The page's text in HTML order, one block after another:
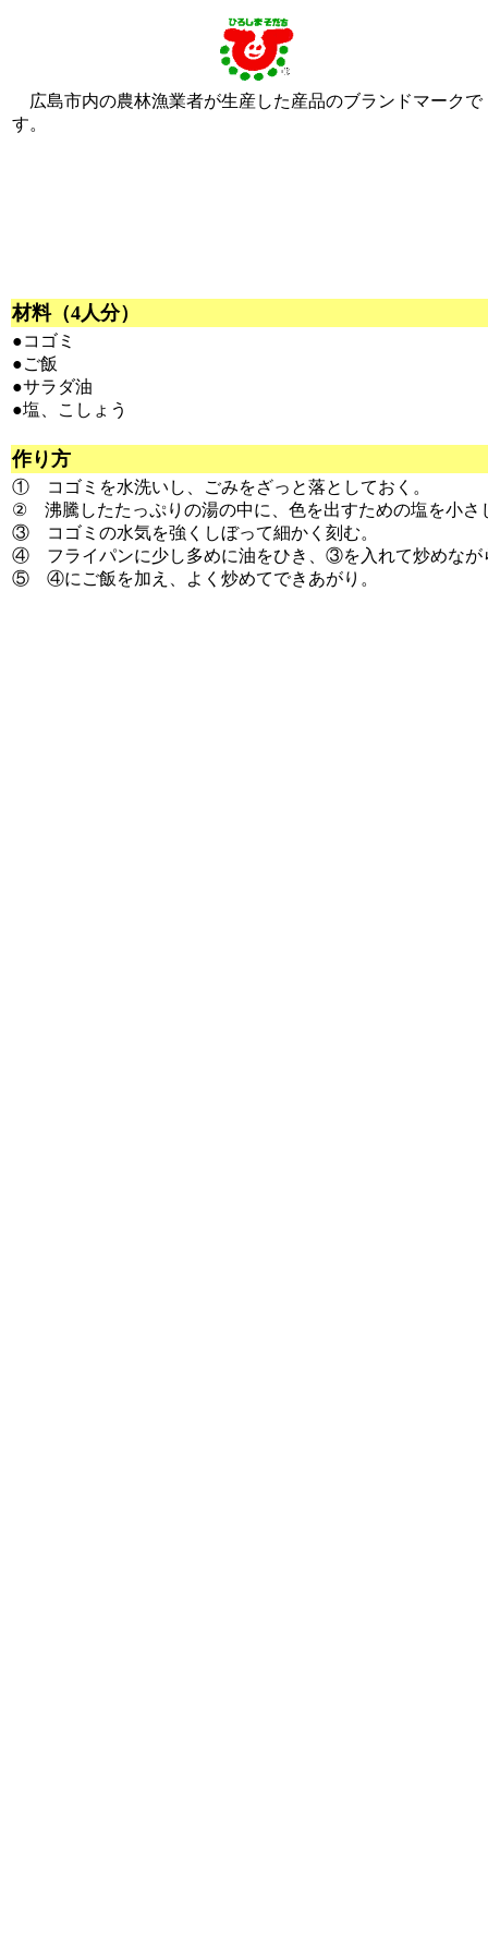
広島市内の農林漁業者が生産した産品のブランドマークで
す。
材料（4人分）
●コゴミ
●ご飯
●サラダ油
●塩、こしょう
作り方
① コゴミを水洗いし、ごみをざっと落としておく。
② 沸騰したたっぷりの湯の中に、色を出すための塩を小さ
③ コゴミの水気を強くしぼって細かく刻む。
④ フライパンに少し多めに油をひき、③を入れて炒めなが
⑤ ④にご飯を加え、よく炒めてできあがり。